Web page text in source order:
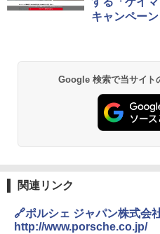
キャンペー
Google 検索で当サイト
関連リンク
🔗ポルシェ ジャパン株式会
http://www.porsche.co.jp/